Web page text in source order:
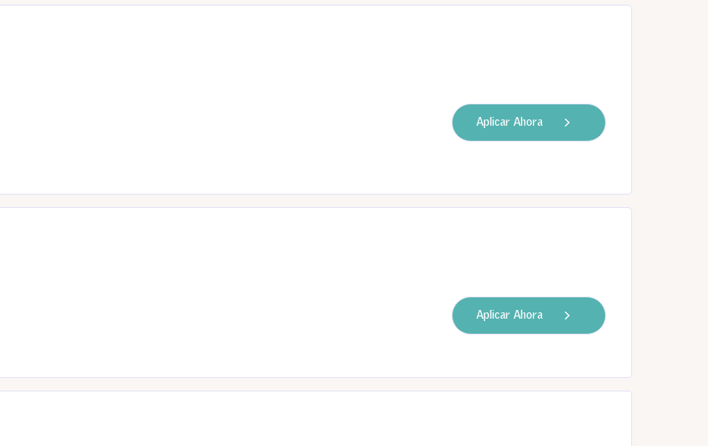
Aplicar Ahora
Aplicar Ahora